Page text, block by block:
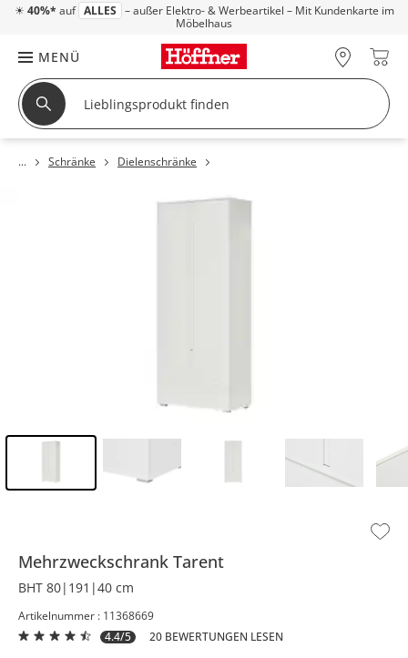
☀ 40%* auf ALLES – außer Elektro- & Werbeartikel – Mit Kundenkarte im
Möbelhaus
MENÜ
Schränke Dielenschränke
Mehrzweckschrank Tarent
BHT 80|191|40 cm
Artikelnummer : 11368669
4.4/5
20 BEWERTUNGEN LESEN